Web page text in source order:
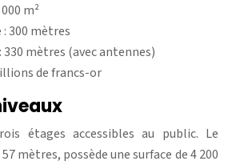
m²
300 mètres
mètres (avec antennes)
de francs-or
étages accessibles au public. Le
mètres, possède une surface de 4 200